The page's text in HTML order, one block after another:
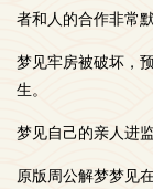
者和人的合作非常
梦见牢房被破坏，
生。
梦见自己的亲人进
原版周公解梦梦见